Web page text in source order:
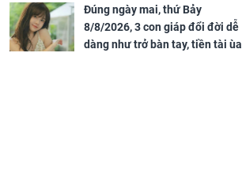
túc
Đúng ngày mai, thứ Bảy
8/8/2026, 3 con giáp đổi đời dễ
dàng như trở bàn tay, tiền tài ùa